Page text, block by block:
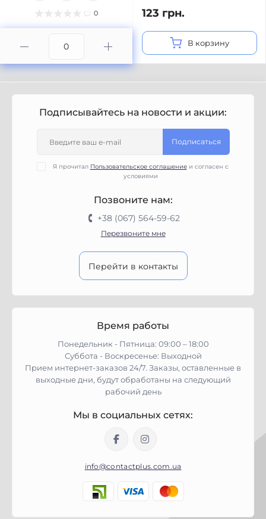
0 123 грн.
В корзину
Подписывайтесь на новости и акции:
Подписаться
Я прочитал Пользовательское соглашениеи согласен с
условиями
Позвоните нам:
+38 (067) 564-59-62
Перезвоните мне
Перейти в контакты
Время работы
Понедельник - Пятница: 09:00 – 18:00
Суббота - Воскресенье: Выходной
Прием интернет-заказов 24/7. Заказы, оставленные в
выходные дни, будут обработаны на следующий
рабочий день
Мы в социальных сетях:
info@contactplus.com.ua